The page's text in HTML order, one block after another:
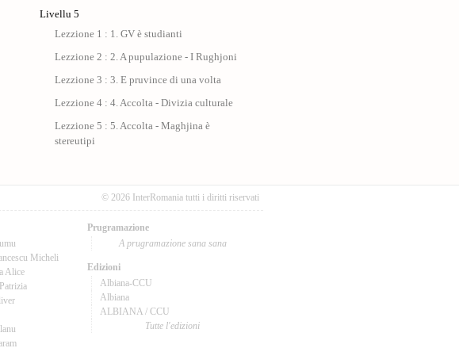
Livellu 5
Lezzione 1 : 1. GV è studianti
Lezzione 2 : 2. A pupulazione - I Rughjoni
Lezzione 3 : 3. E pruvince di una volta
Lezzione 4 : 4. Accolta - Divizia culturale
Lezzione 5 : 5. Accolta - Maghjina è
stereutipi
© 2026 InterRomania tutti i diritti riservati
Micheli
Alice
Prugramazione
A prugramazione sana sana
Edizioni
Albiana-CCU
Albiana
ALBIANA / CCU
Tutte l'edizioni